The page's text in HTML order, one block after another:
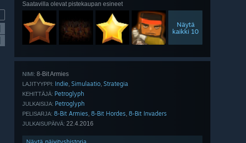
Saatavilla olevat pistekaupan esineet
Näytä
kaikki 10
NIMI: 8-Bit Armies
LAJITYYPPI: Indie, Simulaatio, Strategia
KEHITTÄJÄ: Petroglyph
JULKAISIJA: Petroglyph
PELISARJA: 8-Bit Armies, 8-Bit Hordes, 8-Bit Invaders
JULKAISUPÄIVÄ: 22.4.2016